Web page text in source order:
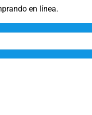
en línea.